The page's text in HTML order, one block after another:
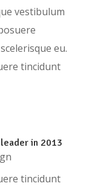
vestibulum
eu.
tincidunt
in 2013
tincidunt